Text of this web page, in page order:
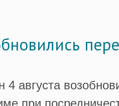
4 августа
при